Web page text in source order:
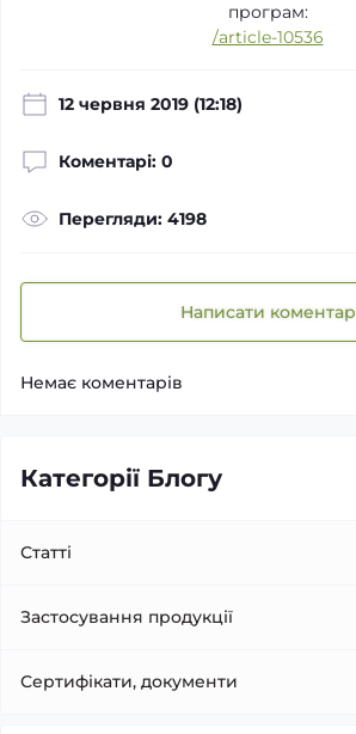
програм:
/article-10536
12 червня 2019 (12:18)
Коментарі: 0
Перегляди: 4198
Написати коментар
Немає коментарів
Категорії Блогу
Статті
Застосування продукції
Сертифікати, документи